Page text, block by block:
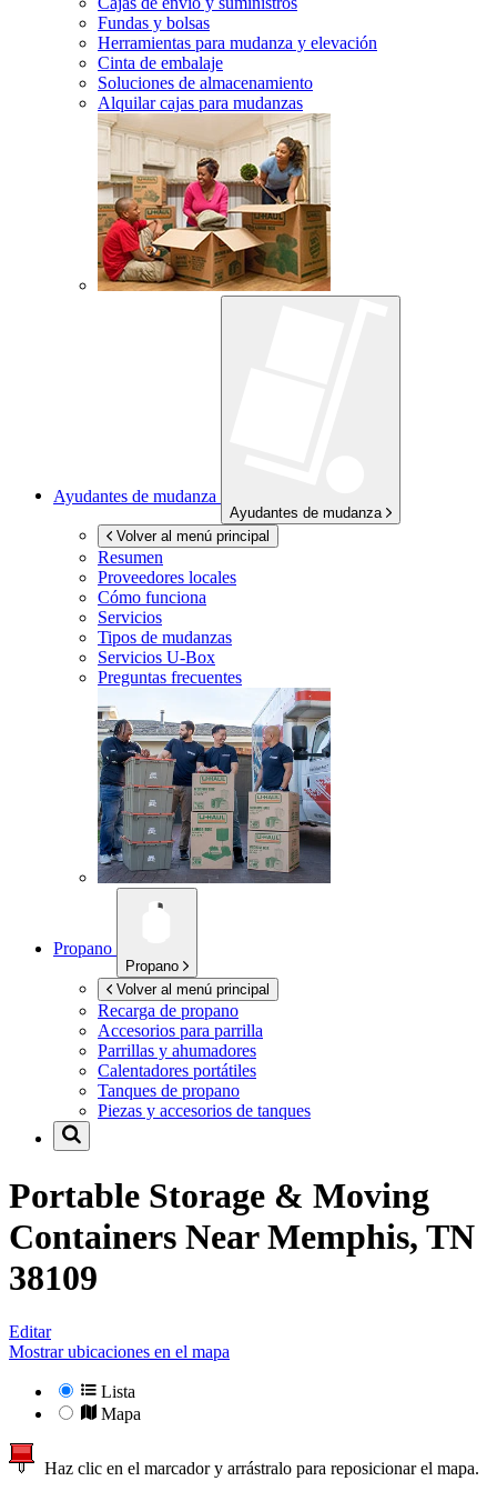
Fundas y bolsas
Herramientas para mudanza y elevación
Cinta de embalaje
Soluciones de almacenamiento
Alquilar cajas para mudanzas
Ayudantes de mudanza
Ayudantes de mudanza
Volver al menú principal
Resumen
Proveedores locales
Cómo funciona
Servicios
Tipos de mudanzas
Servicios U-Box
Preguntas frecuentes
Propano
Propano
Volver al menú principal
Recarga de propano
Accesorios para parrilla
Parrillas y ahumadores
Calentadores portátiles
Tanques de propano
Piezas y accesorios de tanques
Portable Storage & Moving
Containers NearMemphis, TN
38109
Editar
Mostrar ubicaciones en el mapa
Lista
Mapa
Haz clic en el marcador y arrástralo para reposicionar el mapa.